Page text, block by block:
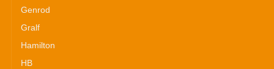
Genrod
Gralf
Hamilton
HB